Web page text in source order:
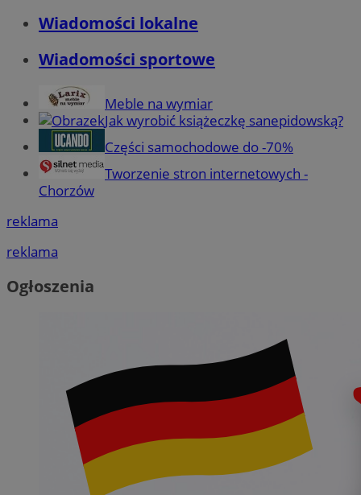
Wiadomości lokalne
Wiadomości sportowe
Meble na wymiar
Jak wyrobić książeczkę sanepidowską?
Części samochodowe do -70%
Tworzenie stron internetowych -
Chorzów
reklama
reklama
Ogłoszenia